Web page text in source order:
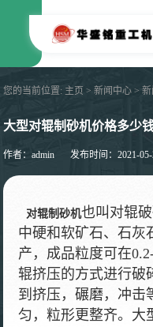
您的当前位置: 主页 >新闻中心 >
大型对辊制砂机价格多少
作者：admin 发布时间：2021-05-
对辊制砂机也叫对辊
中硬和软矿石、石灰
产，成品粒度可在
辊挤压的方式进行破
到挤压，碾磨，冲击
匀，粒形更整齐。大